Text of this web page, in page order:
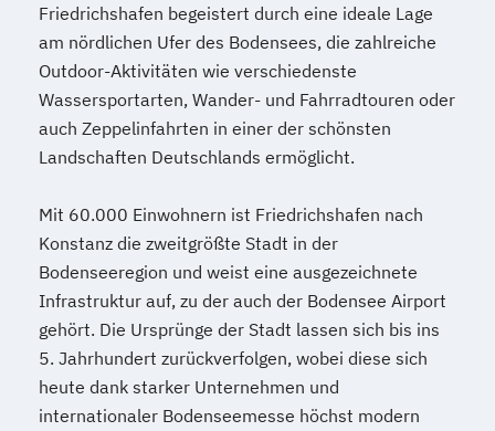
Friedrichshafen begeistert durch eine ideale Lage
am nördlichen Ufer des Bodensees, die zahlreiche
Outdoor-Aktivitäten wie verschiedenste
Wassersportarten, Wander- und Fahrradtouren oder
auch Zeppelinfahrten in einer der schönsten
Landschaften Deutschlands ermöglicht.
Mit 60.000 Einwohnern ist Friedrichshafen nach
Konstanz die zweitgrößte Stadt in der
Bodenseeregion und weist eine ausgezeichnete
Infrastruktur auf, zu der auch der Bodensee Airport
gehört. Die Ursprünge der Stadt lassen sich bis ins
5. Jahrhundert zurückverfolgen, wobei diese sich
heute dank starker Unternehmen und
internationaler Bodenseemesse höchst modern